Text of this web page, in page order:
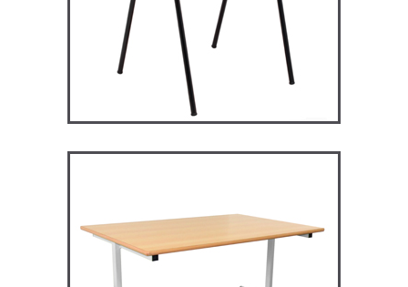
RM128 – Restauration
Maggie